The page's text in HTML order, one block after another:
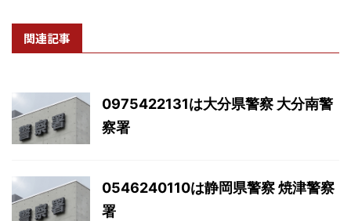
関連記事
0975422131は大分県警察 大分南警
察署
0546240110は静岡県警察 焼津警察
署